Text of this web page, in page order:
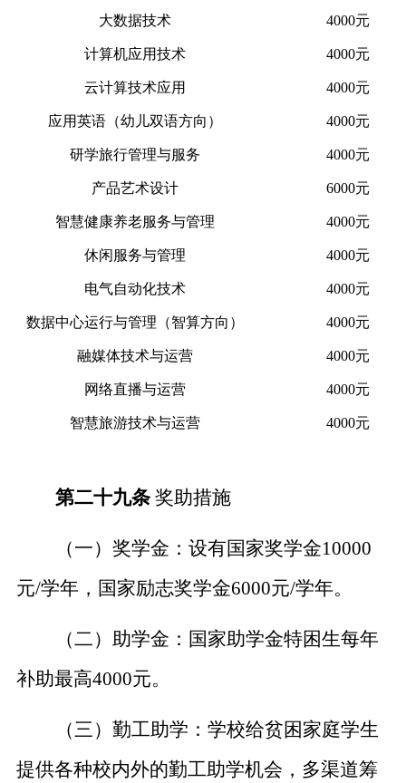
大数据技术 4000元
计算机应用技术 4000元
云计算技术应用 4000元
应用英语（幼儿双语方向） 4000元
研学旅行管理与服务 4000元
产品艺术设计 6000元
智慧健康养老服务与管理 4000元
休闲服务与管理 4000元
电气自动化技术 4000元
数据中心运行与管理（智算方向） 4000元
融媒体技术与运营 4000元
网络直播与运营 4000元
智慧旅游技术与运营 4000元
第二十九条 奖助措施
（一）奖学金：设有国家奖学金10000
元/学年，国家励志奖学金6000元/学年。
（二）助学金：国家助学金特困生每年
补助最高4000元。
（三）勤工助学：学校给贫困家庭学生
提供各种校内外的勤工助学机会，多渠道筹